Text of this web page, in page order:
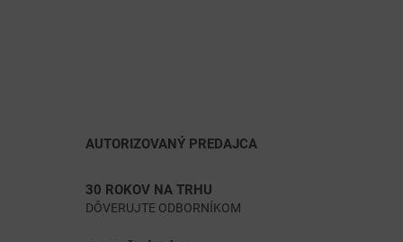
AUTORIZOVANÝ PREDAJCA
30 ROKOV NA TRHU
DÔVERUJTE ODBORNÍKOM